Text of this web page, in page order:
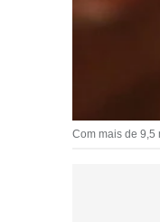
Com mais de 9,5